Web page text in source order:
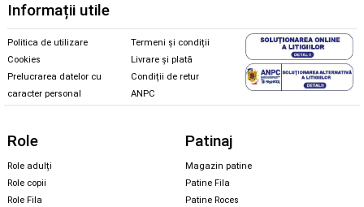
Informații utile
Politica de utilizare
Cookies
Prelucrarea datelor cu
caracter personal
Termeni și condiții
Livrare și plată
Condiții de retur
ANPC
Role
Role adulți
Role copii
Role Fila
Patinaj
Magazin patine
Patine Fila
Patine Roces